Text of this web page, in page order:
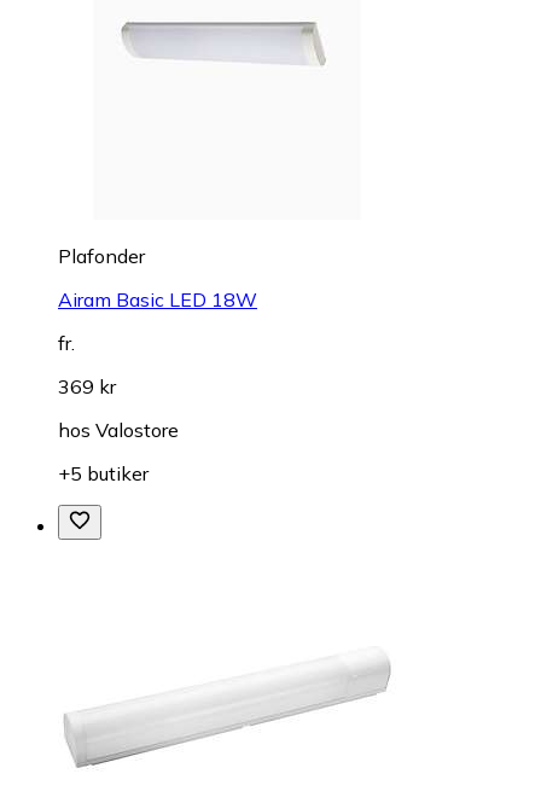
Plafonder
Airam Basic LED 18W
fr.
369 kr
hos Valostore
+5 butiker